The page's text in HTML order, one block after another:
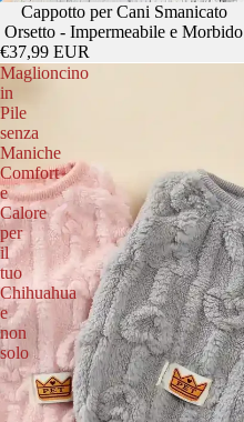
Cappotto per Cani Smanicato
Orsetto - Impermeabile e Morbido
€37,99 EUR
Maglioncino
in
Pile
senza
Maniche
Comfort
e
Calore
per
il
tuo
Chihuahua
e
non
solo